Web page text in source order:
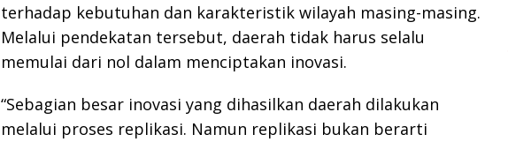
terhadap kebutuhan dan karakteristik wilayah masing-masing.
Melalui pendekatan tersebut, daerah tidak harus selalu
memulai dari nol dalam menciptakan inovasi.
“Sebagian besar inovasi yang dihasilkan daerah dilakukan
melalui proses replikasi. Namun replikasi bukan berarti